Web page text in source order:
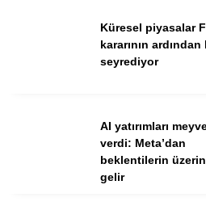
Küresel piyasalar
kararının ardından
seyrediyor
AI yatırımları
verdi: Meta’dan
beklentilerin
gelir